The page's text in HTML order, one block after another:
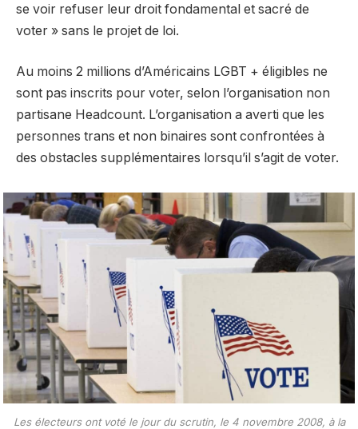
se voir refuser leur droit fondamental et sacré de
voter » sans le projet de loi.
Au moins 2 millions d’Américains LGBT + éligibles ne
sont pas inscrits pour voter, selon l’organisation non
partisane Headcount. L’organisation a averti que les
personnes trans et non binaires sont confrontées à
des obstacles supplémentaires lorsqu’il s’agit de voter.
Les électeurs ont voté le jour du scrutin, le 4 novembre 2008, à la